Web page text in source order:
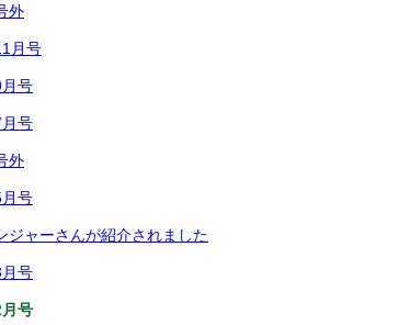
外
月号
号
号
外
号
ジャーさんが紹介されました
号
号